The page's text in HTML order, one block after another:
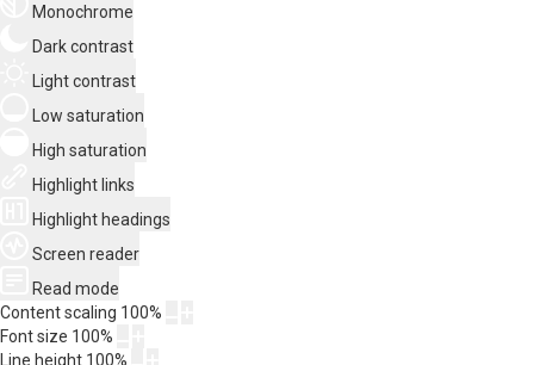
Monochrome
Dark contrast
Light contrast
Low saturation
High saturation
Highlight links
Highlight headings
Screen reader
Read mode
Content scaling 100%
Font size 100%
Line height 100%